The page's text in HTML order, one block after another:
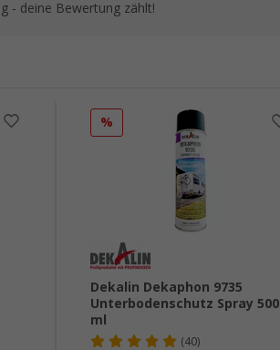
- deine Bewertung zählt!
%
Dekalin Dekaphon 9735
Unterbodenschutz Spray 500
ml
(40)